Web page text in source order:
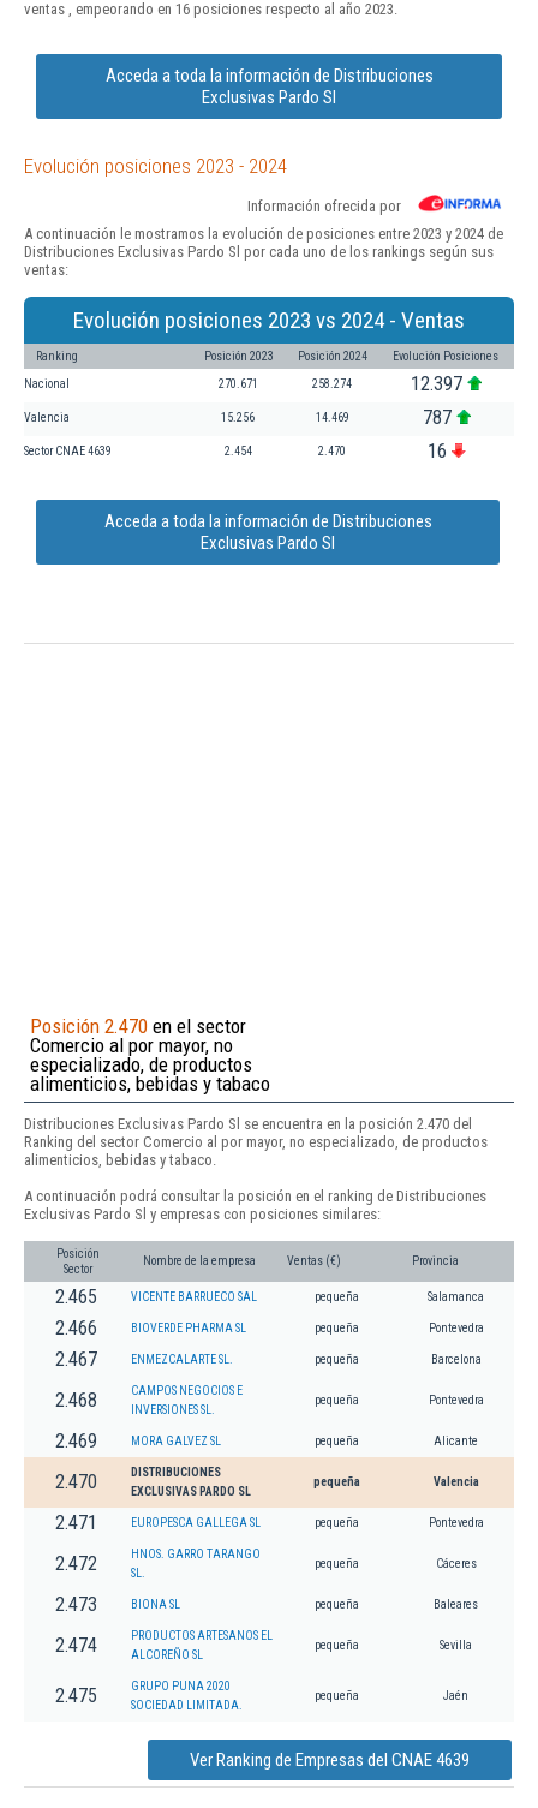
ventas , empeorando en 16 posiciones respecto al año 2023.
Acceda a toda la información de Distribuciones
Exclusivas Pardo Sl
Evolución posiciones 2023 - 2024
Información ofrecida por
A continuación le mostramos la evolución de posiciones entre 2023 y 2024 de
Distribuciones Exclusivas Pardo Sl por cada uno de los rankings según sus
ventas:
Evolución posiciones 2023 vs 2024 - Ventas
Ranking Posición 2023 Posición 2024 Evolución Posiciones
Nacional 270.671 258.274 12.397
Valencia 15.256 14.469 787
Sector CNAE 4639 2.454 2.470 16
Acceda a toda la información de Distribuciones
Exclusivas Pardo Sl
Posición 2.470 en el sector
Comercio al por mayor, no
especializado, de productos
alimenticios, bebidas y tabaco
Distribuciones Exclusivas Pardo Sl se encuentra en la posición 2.470 del
Ranking del sector Comercio al por mayor, no especializado, de productos
alimenticios, bebidas y tabaco.
A continuación podrá consultar la posición en el ranking de Distribuciones
Exclusivas Pardo Sl y empresas con posiciones similares:
Posición
Sector
Nombre de la empresa Ventas (€) Provincia
2.465 VICENTE BARRUECO SAL pequeña Salamanca
2.466 BIOVERDE PHARMA SL pequeña Pontevedra
2.467 ENMEZCALARTE SL. pequeña Barcelona
2.468
CAMPOS NEGOCIOS E
INVERSIONES SL.
pequeña Pontevedra
2.469 MORA GALVEZ SL pequeña Alicante
2.470
DISTRIBUCIONES
EXCLUSIVAS PARDO SL
pequeña Valencia
2.471 EUROPESCA GALLEGA SL pequeña Pontevedra
2.472
HNOS. GARRO TARANGO
SL.
pequeña Cáceres
2.473 BIONA SL pequeña Baleares
2.474
PRODUCTOS ARTESANOS EL
ALCOREÑO SL
pequeña Sevilla
2.475
GRUPO PUNA 2020
SOCIEDAD LIMITADA.
pequeña Jaén
Ver Ranking de Empresas del CNAE 4639